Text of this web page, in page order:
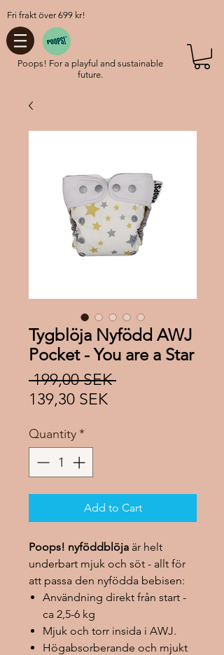
Poops! For a playful and sustainable
future.
Fri frakt över 699 kr!
Tygblöja Nyfödd AWJ
Pocket - You are a Star
199,00 SEK Regular
139,30 SEKSale
Quantity*
Add to Cart
Poops! nyföddblöja är helt
underbart mjuk och söt - allt för
att passa den nyfödda bebisen:
Användning direkt från start -
ca 2,5-6 kg
Mjuk och torr insida i AWJ.
Högabsorberande och mjukt